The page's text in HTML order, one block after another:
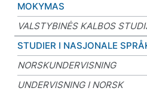
MOKYMAS
VALSTYBINĖS KALBOS
STUDIER I NASJONALE
NORSKUNDERVISNING
UNDERVISNING I NORSK